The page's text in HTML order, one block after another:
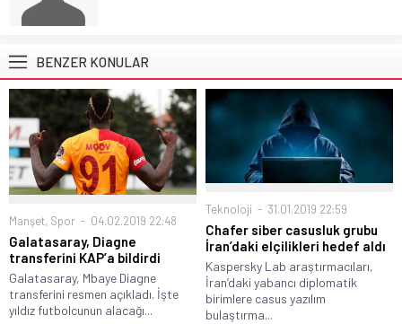
BENZER KONULAR
Manşet, Spor 04.02.2019 22:48
Galatasaray, Diagne
transferini KAP’a bildirdi
Galatasaray, Mbaye Diagne
transferini resmen açıkladı. İşte
yıldız futbolcunun alacağı...
Teknoloji 31.01.2019 22:59
Chafer siber casusluk grubu
İran’daki elçilikleri hedef aldı
Kaspersky Lab araştırmacıları,
İran’daki yabancı diplomatik
birimlere casus yazılım
bulaştırma...